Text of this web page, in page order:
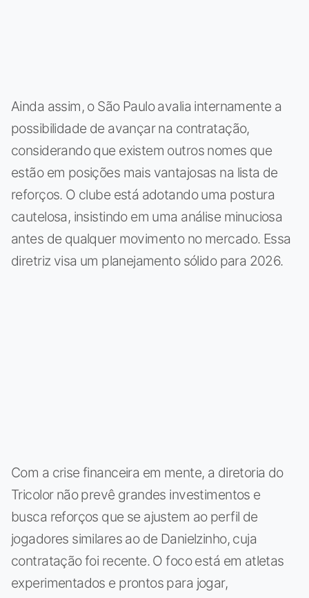
Ainda assim, o São Paulo avalia internamente a
possibilidade de avançar na contratação,
considerando que existem outros nomes que
estão em posições mais vantajosas na lista de
reforços. O clube está adotando uma postura
cautelosa, insistindo em uma análise minuciosa
antes de qualquer movimento no mercado. Essa
diretriz visa um planejamento sólido para 2026.
Com a crise financeira em mente, a diretoria do
Tricolor não prevê grandes investimentos e
busca reforços que se ajustem ao perfil de
jogadores similares ao de Danielzinho, cuja
contratação foi recente. O foco está em atletas
experimentados e prontos para jogar,